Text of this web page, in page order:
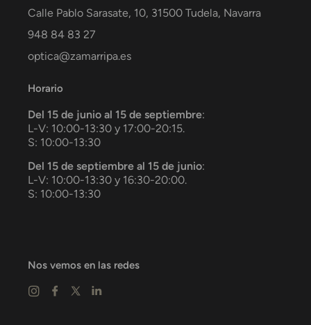
Calle Pablo Sarasate, 10, 31500 Tudela, Navarra
948 84 83 27
optica@zamarripa.es
Horario
Del 15 de junio al 15 de septiembre:
L-V: 10:00-13:30 y 17:00-20:15.
S: 10:00-13:30
Del 15 de septiembre al 15 de junio:
L-V: 10:00-13:30 y 16:30-20:00.
S: 10:00-13:30
Nos vemos en las redes